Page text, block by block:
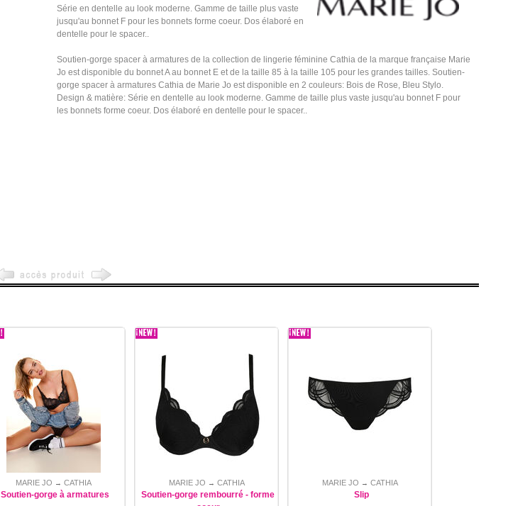
Série en dentelle au look moderne. Gamme de taille plus vaste
jusqu'au bonnet F pour les bonnets forme coeur. Dos élaboré en
dentelle pour le spacer..
Soutien-gorge spacer à armatures de la collection de lingerie féminine Cathia de la marque française Marie
Jo est disponible du bonnet A au bonnet E et de la taille 85 à la taille 105 pour les grandes tailles. Soutien-
gorge spacer à armatures Cathia de Marie Jo est disponible en 2 couleurs: Bois de Rose, Bleu Stylo.
Design & matière: Série en dentelle au look moderne. Gamme de taille plus vaste jusqu'au bonnet F pour
les bonnets forme coeur. Dos élaboré en dentelle pour le spacer..
MARIE JO → CATHIA
Soutien-gorge à armatures
MARIE JO → CATHIA
Soutien-gorge rembourré - forme
MARIE JO → CATHIA
Slip